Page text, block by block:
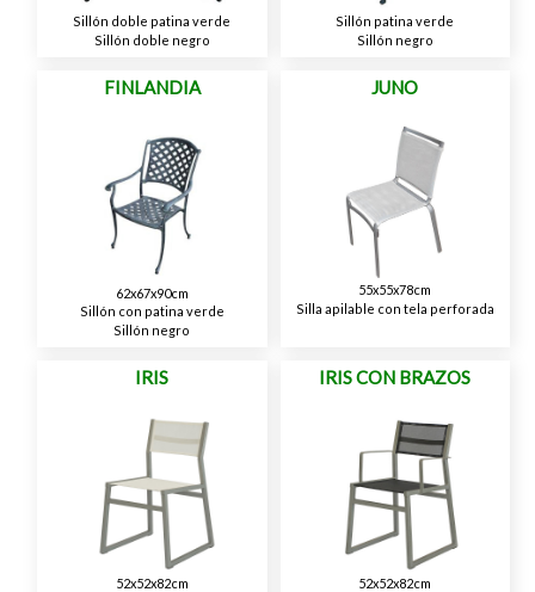
Sillón doble patina verde
Sillón doble negro
Sillón patina verde
Sillón negro
FINLANDIA
62x67x90cm
Sillón con patina verde
Sillón negro
JUNO
55x55x78cm
Silla apilable con tela perforada
IRIS
52x52x82cm
IRIS CON BRAZOS
52x52x82cm